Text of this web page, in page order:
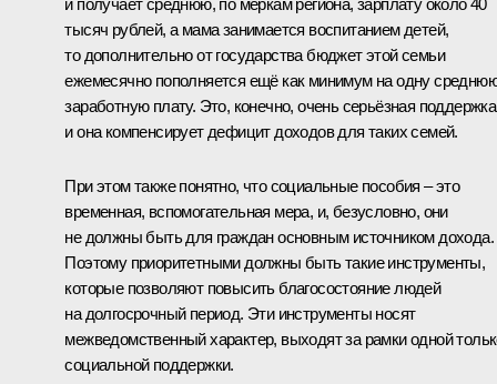
тысяч рублей, а мама занимается воспитанием детей,
то дополнительно от государства бюджет этой семьи
ежемесячно пополняется ещё как минимум на одну
заработную плату. Это, конечно, очень серьёзная
и она компенсирует дефицит доходов для таких семей.
При этом также понятно, что социальные пособия – это
временная, вспомогательная мера, и, безусловно, они
не должны быть для граждан основным источником дохода.
Поэтому приоритетными должны быть такие инструменты,
которые позволяют повысить благосостояние людей
на долгосрочный период. Эти инструменты носят
межведомственный характер, выходят за рамки одной
социальной поддержки.